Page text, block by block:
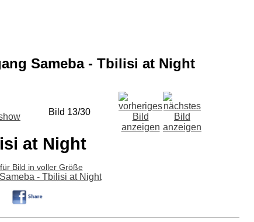
Sameba - Tbilisi at Night
Bild 13/30
at Night
Bild in voller Größe